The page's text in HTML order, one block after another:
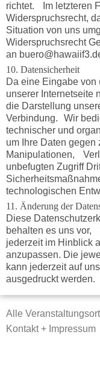
richtet. Im letzteren
Widerspruchsrecht,
Situation von uns
Widerspruchsrecht
an
10. Datensicherheit
Da eine Eingabe von
unserer Internetseite
die Darstellung
Verbindung. Wir
technischer und
um Ihre Daten
Manipulationen,
unbefugten Zugriff
technologischen
11. Änderung der
Diese
behalten es uns vor,
jederzeit im Hinblick
anzupassen. Die
kann jederzeit auf
ausgedruckt werden.
Alle
Kontakt + Impressum